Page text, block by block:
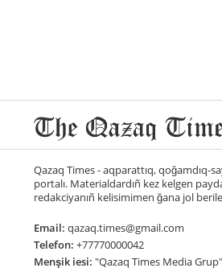
Qazaq Times - aqparattıq, qoğamdıq-
portalı. Materialdardıñ kez kelgen
redakciyanıñ kelisimimen ğana jol
Email: qazaq.times@gmail.com
Telefon: +77770000042
Menşik iesi: "Qazaq Times Media